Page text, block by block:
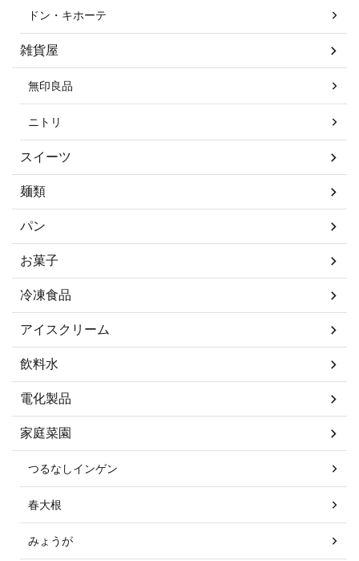
ドン・キホーテ
雑貨屋
無印良品
ニトリ
スイーツ
麺類
パン
お菓子
冷凍食品
アイスクリーム
飲料水
電化製品
家庭菜園
つるなしインゲン
春大根
みょうが